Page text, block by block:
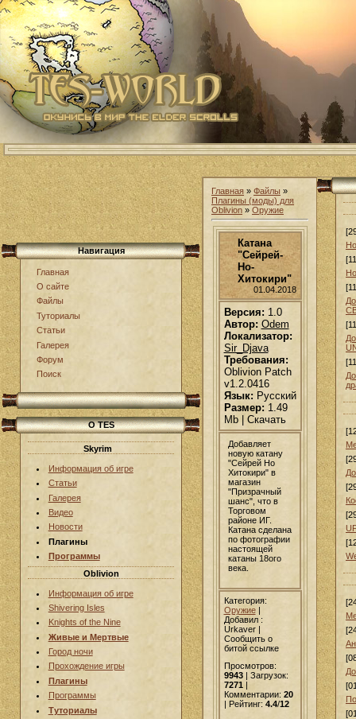
Навигация
Главная
О сайте
Файлы
Туториалы
Статьи
Галерея
Форум
Поиск
О TES
Skyrim
Информация об игре
Статьи
Галерея
Видео
Новости
Плагины
Программы
Oblivion
Информация об игре
Shivering Isles
Knights of the Nine
Живые и Мертвые
Город ночи
Прохождение игры
Плагины
Программы
Туториалы
Главная » Файлы »
Плагины (моды) для
Oblivion » Оружие
Катана
"Сейрей-
Но-
Хитокири"
01.04.2018
Версия: 1.0
Автор: Odem
Локализатор:
Sir_Djava
Требования:
Oblivion Patch
v1.2.0416
Язык:Русский
Размер: 1.49
Mb | Скачать
Добавляет
новую катану
"Сейрей Но
Хитокири" в
магазин
"Призрачный
шанс", что в
Торговом
районе ИГ.
Катана сделана
по фотографии
настоящей
катаны 18ого
века.
Категория:
Оружие|
Добавил :
Urkaver |
Сообщить о
битой ссылке
Просмотров:
9943| Загрузок:
7271
Комментарии: 20
| Рейтинг: 4.4/12